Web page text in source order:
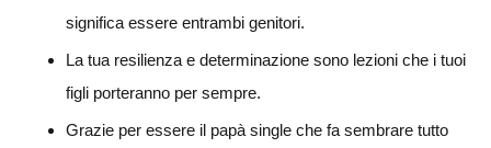
significa essere entrambi genitori.
La tua resilienza e determinazione sono lezioni che i tuoi
figli porteranno per sempre.
Grazie per essere il papà single che fa sembrare tutto